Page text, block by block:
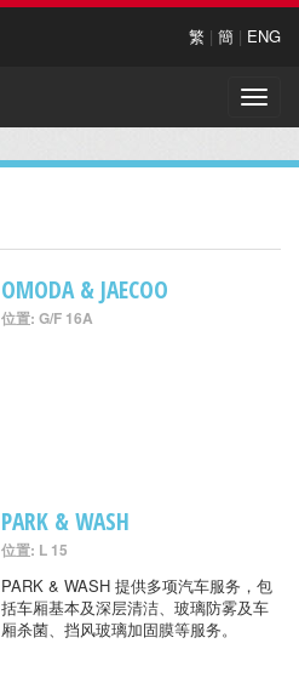
繁 | 簡 | ENG
Toggle
OMODA & JAECOO
位置: G/F 16A
PARK & WASH
位置: L 15
PARK & WASH 提供多项汽车服务，包
括车厢基本及深层清洁、玻璃防雾及车
厢杀菌、挡风玻璃加固膜等服务。